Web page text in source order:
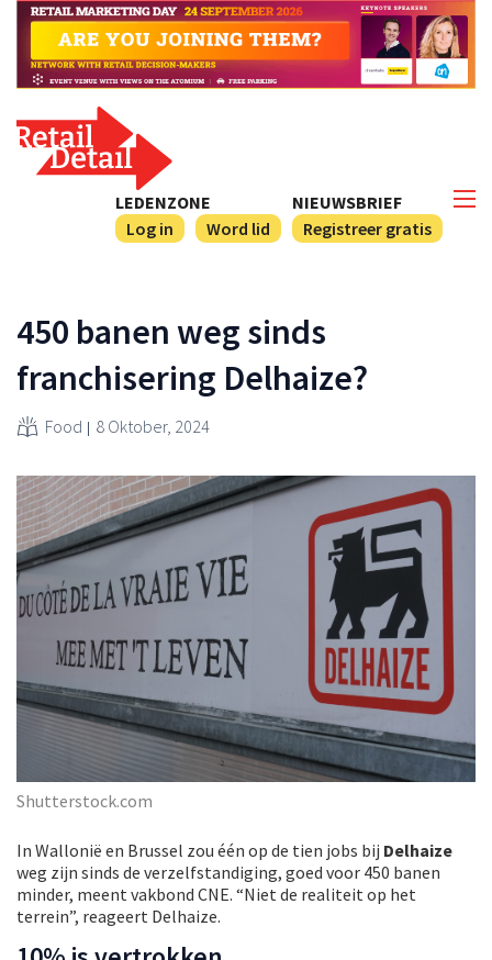
NIEUWSBRIEF
Registreer gratis
LEDENZONE
Log in
Word lid
450 banen weg sinds
franchisering Delhaize?
Food 8 Oktober, 2024
Shutterstock.com
In Wallonië en Brussel zou één op de tien jobs bij Delhaize
weg zijn sinds de verzelfstandiging, goed voor 450 banen
minder, meent vakbond CNE. “Niet de realiteit op het
terrein”, reageert Delhaize.